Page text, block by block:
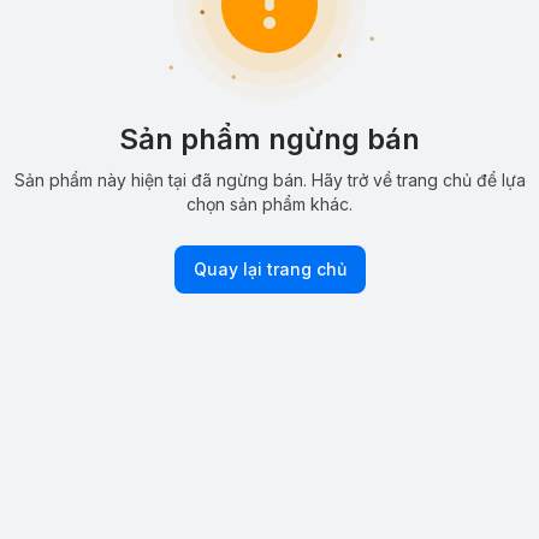
Sản phẩm ngừng bán
Sản phẩm này hiện tại đã ngừng bán. Hãy trở về trang chủ để lựa
chọn sản phẩm khác.
Quay lại trang chủ